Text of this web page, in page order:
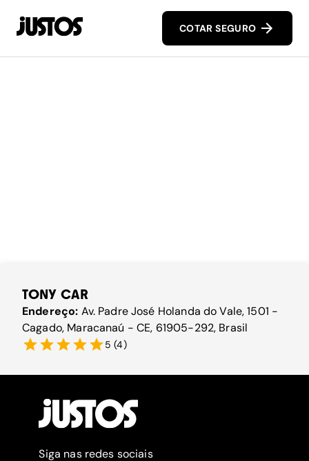
COTAR SEGURO
TONY CAR
Endereço: Av. Padre José Holanda do Vale, 1501 -
Cagado, Maracanaú - CE, 61905-292, Brasil
5 (4)
Siga nas redes sociais